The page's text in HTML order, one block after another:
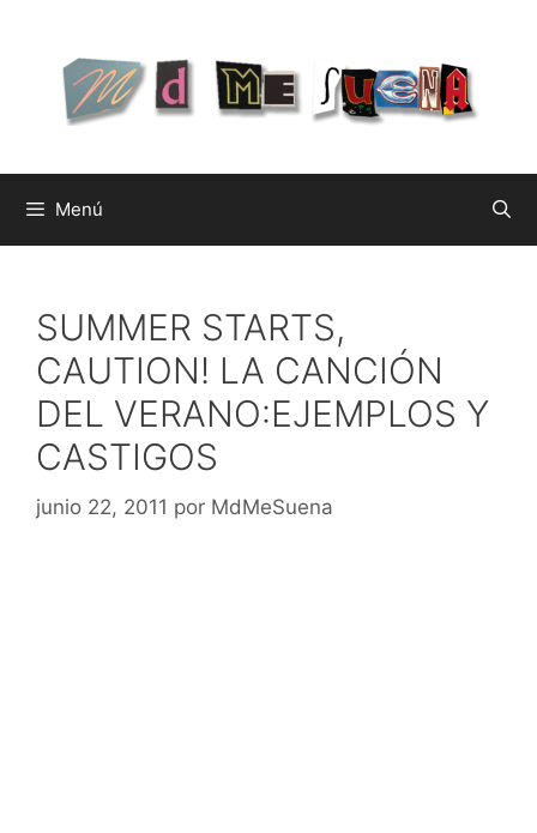
contenido
Menú
SUMMER STARTS,
CAUTION! LA CANCIÓN
DEL VERANO:EJEMPLOS Y
CASTIGOS
junio 22, 2011 por MdMeSuena